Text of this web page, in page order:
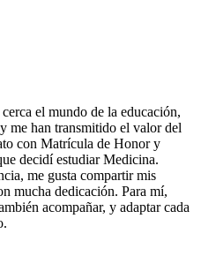
el mundo de la educación,
me han transmitido el valor del
con Matrícula de Honor y
decidí estudiar Medicina.
me gusta compartir mis
mucha dedicación. Para mí,
acompañar, y adaptar cada